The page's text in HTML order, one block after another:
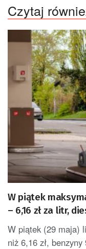
Czytaj
W piątek
– 6,16 zł za litr,
W piątek (29 maja)
niż 6,16 zł,